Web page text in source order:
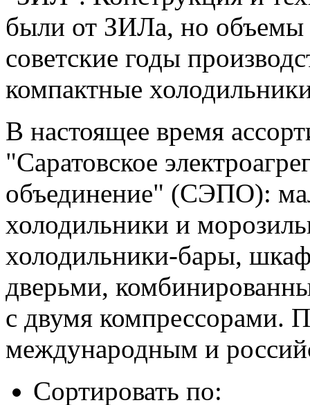
были от ЗИЛа, но объемы
советские годы
компактные
В настоящее время
"Саратовское
объединение" (СЭПО):
холодильники и
холодильники-бары,
дверьми,
с двумя компрессорами.
международным и
Сортировать по: